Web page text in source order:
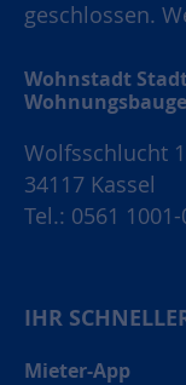
geschlossen.
Wohnstadt
Wolfsschlucht
34117 Kassel
Tel.: 0561 1001-
IHR
Mieter-App